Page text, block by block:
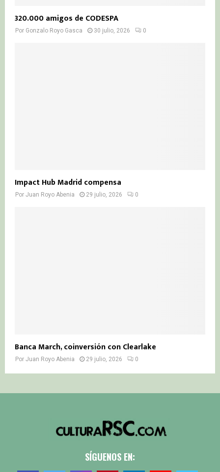
320.000 amigos de CODESPA
Por Gonzalo Royo Gasca 30 julio, 2026 0
Impact Hub Madrid compensa
Por Juan Royo Abenia 29 julio, 2026 0
Banca March, coinversión con Clearlake
Por Juan Royo Abenia 29 julio, 2026 0
SÍGUENOS EN: